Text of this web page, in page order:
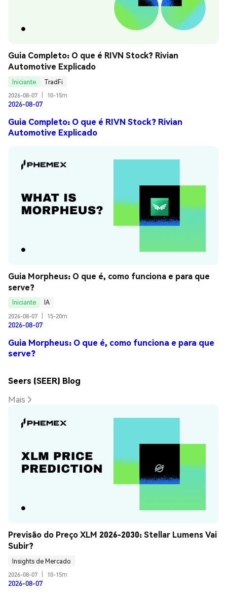
Guia Completo: O que é RIVN Stock? Rivian
Automotive Explicado
Iniciante
TradFi
2026-08-07
10-15m
2026-08-07
Guia Completo: O que é RIVN Stock? Rivian
Automotive Explicado
Guia Morpheus: O que é, como funciona e para que
serve?
Iniciante
IA
2026-08-07
15-20m
2026-08-07
Guia Morpheus: O que é, como funciona e para que
serve?
Seers (SEER) Blog
Mais
Previsão do Preço XLM 2026-2030: Stellar Lumens Vai
Subir?
Insights de Mercado
2026-08-07
10-15m
2026-08-07